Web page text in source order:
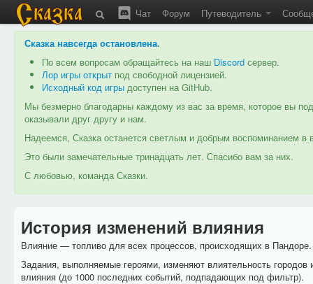
Чат Форум Путеводитель
Сказка навсегда остановлена.
По всем вопросам обращайтесь на наш Discord сервер.
Лор игры открыт под свободной лицензией.
Исходный код игры доступен на GitHub.
Мы безмерно благодарны каждому из вас за время, которое вы
оказывали друг другу и нам.
Надеемся, Сказка останется светлым и добрым воспоминанием
Это были замечательные тринадцать лет. Спасибо вам за них.
С любовью, команда Сказки.
История изменений влияния
Влияние — топливо для всех процессов, происходящих в
Задания, выполняемые героями, изменяют влиятельность
влияния (до 1000 последних событий, подпадающих под фильтр).